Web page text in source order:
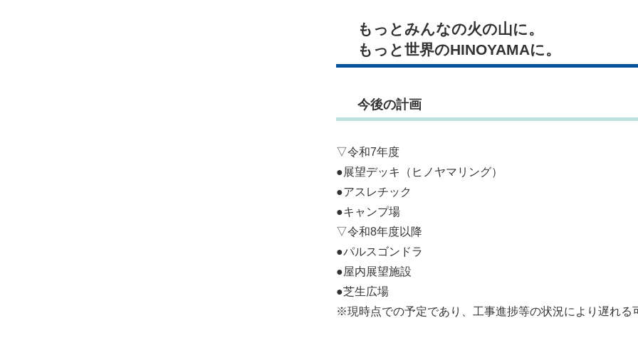
もっとみんなの火の山に。
もっと世界のHINOYAMAに。
今後の計画
▽令和7年度
●展望デッキ（ヒノヤマリング）
●アスレチック
●キャンプ場
▽令和8年度以降
●パルスゴンドラ
●屋内展望施設
●芝生広場
※現時点での予定であり、工事進捗等の状況により遅れる